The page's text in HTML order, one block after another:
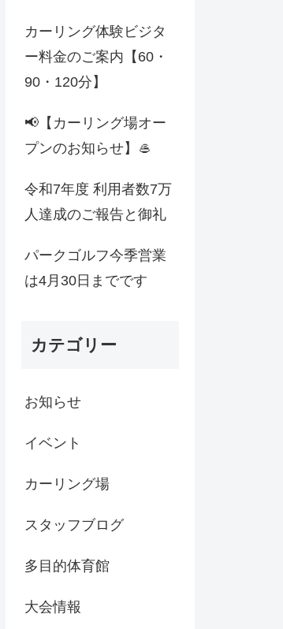
カーリング体験ビジタ
ー料金のご案内【60・
90・120分】
📢【カーリング場オー
プンのお知らせ】🥌
令和7年度 利用者数7万
人達成のご報告と御礼
パークゴルフ今季営業
は4月30日までです
カテゴリー
お知らせ
イベント
カーリング場
スタッフブログ
多目的体育館
大会情報